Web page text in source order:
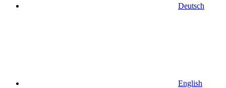
Deutsch
English